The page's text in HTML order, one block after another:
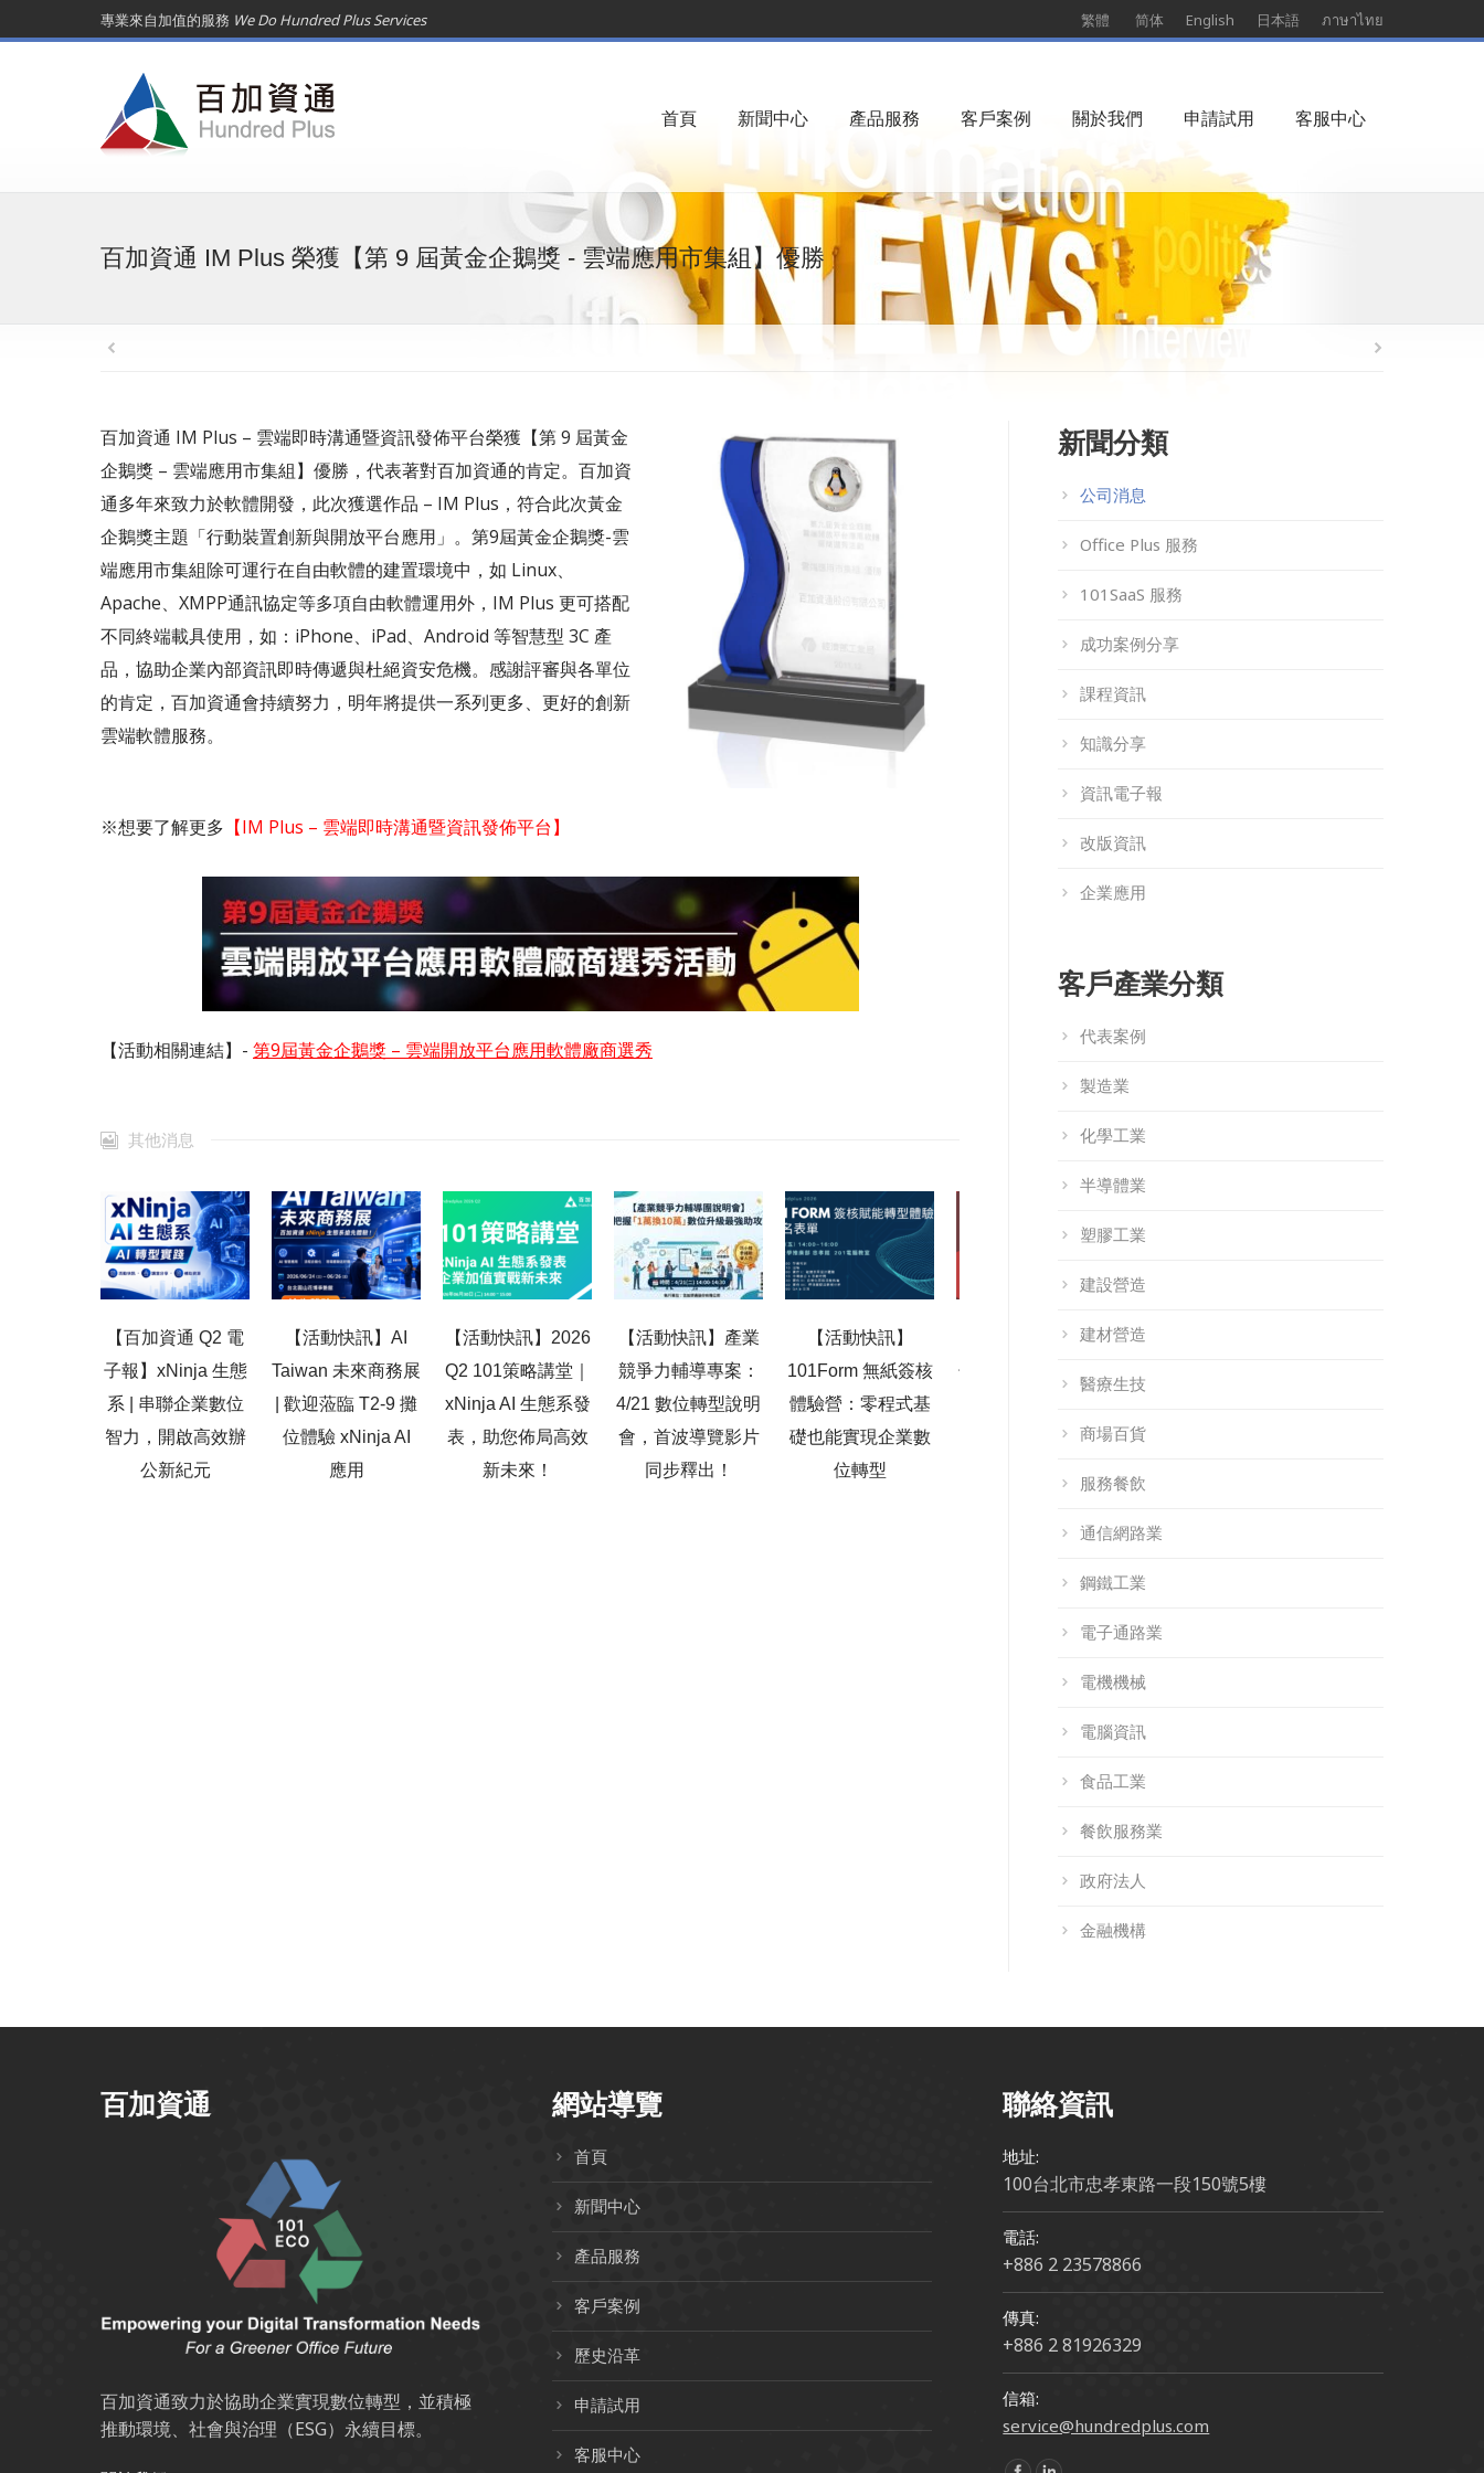
專業來自加值的服務 We Do Hundred Plus Services 繁體 简体 English 日本語 ภาษาไทย
首頁 新聞中心 產品服務 客戶案例 關於我們 申請試用 客服中心
百加資通 IM Plus 榮獲【第 9 屆黃金企鵝獎 - 雲端應用市集組】優勝
百加資通 IM Plus – 雲端即時溝通暨資訊發佈平台榮獲【第 9 屆黃金
企鵝獎 – 雲端應用市集組】優勝，代表著對百加資通的肯定。百加資
通多年來致力於軟體開發，此次獲選作品 – IM Plus，符合此次黃金
企鵝獎主題「行動裝置創新與開放平台應用」。第9屆黃金企鵝獎-雲
端應用市集組除可運行在自由軟體的建置環境中，如 Linux、
Apache、XMPP通訊協定等多項自由軟體運用外，IM Plus 更可搭配
不同終端載具使用，如：iPhone、iPad、Android 等智慧型 3C 產
品，協助企業內部資訊即時傳遞與杜絕資安危機。感謝評審與各單位
的肯定，百加資通會持續努力，明年將提供一系列更多、更好的創新
雲端軟體服務。
※想要了解更多 【IM Plus – 雲端即時溝通暨資訊發佈平台】
【活動相關連結】- 第9屆黃金企鵝獎 – 雲端開放平台應用軟體廠商選秀
其他消息
【百加資通 Q2 電
子報】xNinja 生態
系 | 串聯企業數位
智力，開啟高效辦
公新紀元
【活動快訊】AI
Taiwan 未來商務展
| 歡迎蒞臨 T2-9 攤
位體驗 xNinja AI
應用
【活動快訊】2026
Q2 101策略講堂｜
xNinja AI 生態系發
表，助您佈局高效
新未來！
【活動快訊】產業
競爭力輔導專案：
4/21 數位轉型說明
會，首波導覽影片
同步釋出！
【活動快訊】
101Form 無紙簽核
體驗營：零程式基
礎也能實現企業數
位轉型
【百加資通 Q1 電
子報】2026馬到成
補助資源 &
深化跨國數位動
智慧辦公研討會
新聞分類
公司消息
Office Plus 服務
101SaaS 服務
成功案例分享
課程資訊
知識分享
資訊電子報
改版資訊
企業應用
客戶產業分類
代表案例
製造業
化學工業
半導體業
塑膠工業
建設營造
建材營造
醫療生技
商場百貨
服務餐飲
通信網路業
鋼鐵工業
電子通路業
電機機械
電腦資訊
食品工業
餐飲服務業
政府法人
金融機構
百加資通
百加資通致力於協助企業實現數位轉型，並積極
推動環境、社會與治理（ESG）永續目標。
網站導覽
首頁
新聞中心
產品服務
客戶案例
歷史沿革
申請試用
客服中心
聯絡資訊
地址:
100台北市忠孝東路一段150號5樓
電話:
+886 2 23578866
傳真:
+886 2 81926329
信箱:
service@hundredplus.com